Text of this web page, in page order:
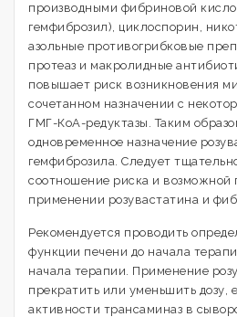
производными фибриновой
гемфиброзил), циклоспорин,
азольные противогрибковые
протеаз и макролидные
повышает риск возникновения
сочетанном назначении с
ГМГ-КоА-редуктазы. Таким
одновременное назначение
гемфиброзила. Следует
соотношение риска и возможной
применении розувастатина и
Рекомендуется проводить
функции печени до начала
начала терапии. Применение
прекратить или уменьшить дозу,
активности трансаминаз в